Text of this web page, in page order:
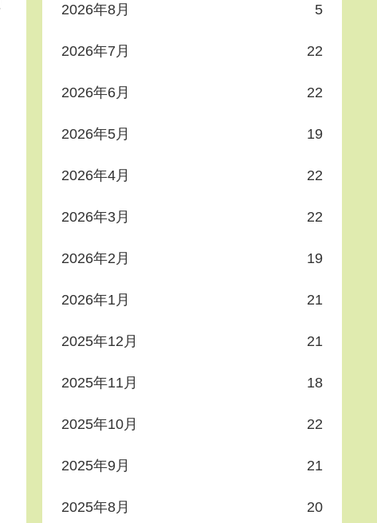
2026年8月 5
2026年7月 22
2026年6月 22
2026年5月 19
2026年4月 22
2026年3月 22
2026年2月 19
2026年1月 21
2025年12月 21
2025年11月 18
2025年10月 22
2025年9月 21
2025年8月 20